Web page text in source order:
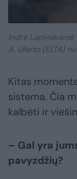
Indrė Lapinskienė
A. Ufarto (ELTA)
Kitas
sistema. Čia
kalbėti ir
– Gal yra
pavyzdžių?